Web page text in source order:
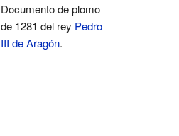
Documento de plomo
de 1281 del rey Pedro
III de Aragón.